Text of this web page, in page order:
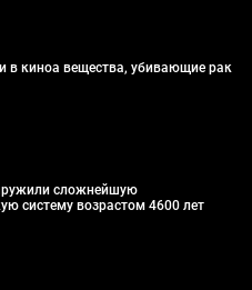
в киноа вещества, убивающие рак
сложнейшую
систему возрастом 4600 лет